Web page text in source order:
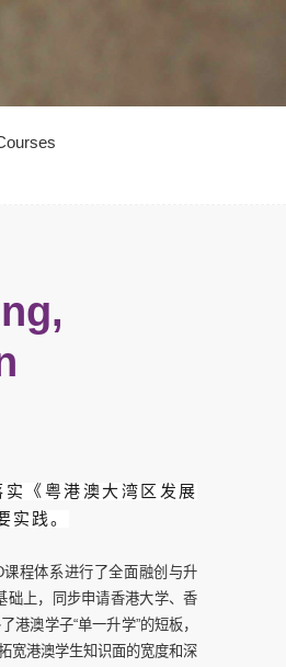
《粤港澳大湾区发展
实践。
程体系进行了全面融创与升
础上，同步申请香港大学、香
澳学子“单一升学”的短板，
宽港澳学生知识面的宽度和深